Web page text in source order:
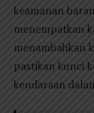
keamanan
menempatkan
menambahkan
pastikan kunci
kendaraan